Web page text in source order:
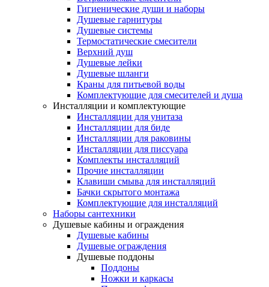
Гигиенические души и наборы
Душевые гарнитуры
Душевые системы
Термостатические смесители
Верхний душ
Душевые лейки
Душевые шланги
Краны для питьевой воды
Комплектующие для смесителей и душа
Инсталляции и комплектующие
Инсталляции для унитаза
Инсталляции для биде
Инсталляции для раковины
Инсталляции для писсуара
Комплекты инсталляций
Прочие инсталляции
Клавиши смыва для инсталляций
Бачки скрытого монтажа
Комплектующие для инсталляций
Наборы сантехники
Душевые кабины и ограждения
Душевые кабины
Душевые ограждения
Душевые поддоны
Поддоны
Ножки и каркасы